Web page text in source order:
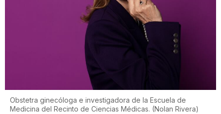
Obstetra ginecóloga e investigadora de la Escuela de
Medicina del Recinto de Ciencias Médicas. (Nolan Rivera)